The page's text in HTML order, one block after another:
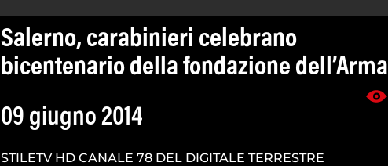
Salerno, carabinieri celebrano
bicentenario della fondazione dell’Arma
09 giugno 2014
STILETV HD CANALE 78 DEL DIGITALE TERRESTRE